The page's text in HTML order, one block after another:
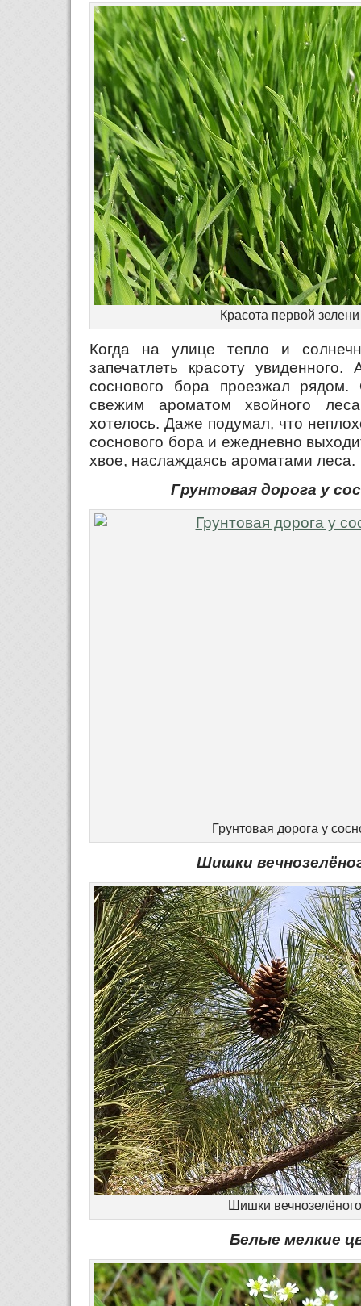
Красота первой
Когда на улице тепло и
запечатлеть красоту
соснового бора проезжал рядом.
свежим ароматом хвойного
хотелось. Даже подумал, что
соснового бора и ежедневно
хвое, наслаждаясь ароматами леса.
Грунтовая дорога у
Грунтовая дорога у
Шишки
Шишки
Белые мелкие